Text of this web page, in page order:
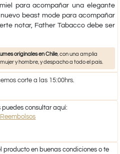
para acompañar una elegante
beast mode para acompañar
notar, Father Tabacco debe ser
originales en Chile, con una amplia
y hombre, y despacho a todo el país.
corte a las 15:00hrs.
consultar aquí:
producto en buenas condiciones o te